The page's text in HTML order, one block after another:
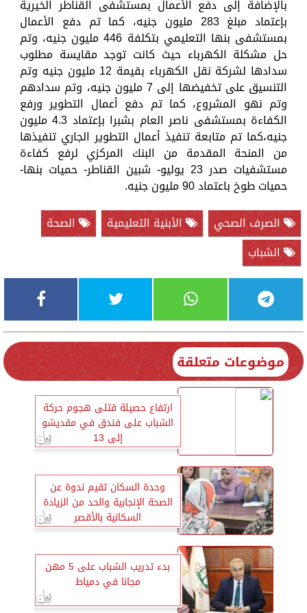
بالإضافة إلى دفع الأعمال بمستشفى القناطر الخيرية
بإعتماد مبلغ 283 مليون جنيه، كما تم دفع الأعمال
بمستشفى بنها التعليمي بتكلفة 446 مليون جنيه، وتم
حل مشكلة الكهرباء حيث كانت توجد مقايسة مطلوب
سدادها لشركة نقل الكهرباء بقيمة 12 مليون جنيه وتم
التنسيق على تخفيضها إلى 7 مليون جنيه، وتم سدادهم
وتم نهو المشروع، كما تم دفع أعمال التطوير ورفع
الكفاءة بمستشفى ناصر العام بشبرا بإعتماد 4.3 مليون
جنيه،كما تم متابعة تنفيذ أعمال التطوير الجاري تنفيذها
من المنحة المقدمة من البنك المركزي لرفع كفاءة
مستشفيات صدر 23 يوليو- شبين القناطر- حميات بنها-
حميات طوخ باعتماد 90 مليون جنيه.
الصرف الصحي
الأبنية التعليمية
الصحة
الشباب
موضوعات متعلقة
ارتفاع حصيلة قتلى هجوم حركة
الشباب على فندق في مقديشو
إلى 13
وحدة السكان تقيم ندوة عن
الصحة الإنجابية والحد من الزيادة
السكانية بالأقصر
بدء تدريب الشباب على 5 مهن
مجانا في دمياط